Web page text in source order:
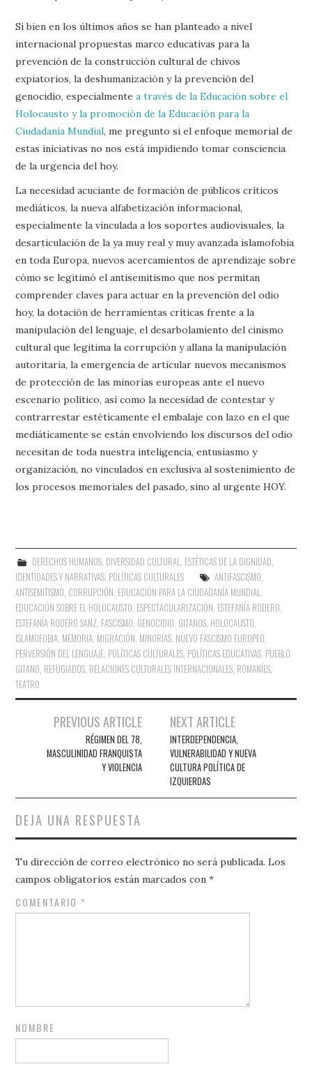
Si bien en los últimos años se han planteado a nivel
internacional propuestas marco educativas para la
prevención de la construcción cultural de chivos
expiatorios, la deshumanización y la prevención del
genocidio, especialmentea través de la Educación sobre el
Holocausto y la promoción de la Educación para la
Ciudadanía Mundial, me pregunto si el enfoque memorial de
estas iniciativas no nos está impidiendo tomar consciencia
de la urgencia del hoy.
La necesidad acuciante de formación de públicos críticos
mediáticos, la nueva alfabetización informacional,
especialmente la vinculada a los soportes audiovisuales, la
desarticulación de la ya muy real y muy avanzada islamofobia
en toda Europa, nuevos acercamientos de aprendizaje sobre
cómo se legitimó el antisemitismo que nos permitan
comprender claves para actuar en la prevención del odio
hoy, la dotación de herramientas críticas frente a la
manipulación del lenguaje, el desarbolamiento del cinismo
cultural que legitima la corrupción y allana la manipulación
autoritaria, la emergencia de articular nuevos mecanismos
de protección de las minorías europeas ante el nuevo
escenario político, así como la necesidad de contestar y
contrarrestar estéticamente el embalaje con lazo en el que
mediáticamente se están envolviendo los discursos del odio
necesitan de toda nuestra inteligencia, entusiasmo y
organización, no vinculados en exclusiva al sostenimiento de
los procesos memoriales del pasado, sino al urgente HOY.
DERECHOS HUMANOS, DIVERSIDAD CULTURAL ESTÉTICAS DE LA DIGNIDAD
IDENTIDADES Y NARRATIVAS POLÍTICAS CULTURALES ANTIFASCISMO
ANTISEMITISMO CORRUPCIÓN EDUCACIÓN PARA LA CIUDADANÍA MUNDIAL
EDUCACIÓN SOBRE EL HOLOCAUSTO ESPECTACULARIZACIÓN ESTEFANÍA RODERO
ESTEFANÍA RODERO SANZ FASCISMO GENOCIDIO GITANOS HOLOCAUSTO
ISLAMOFOBIA MEMORIA MIGRACIÓN MINORÍAS NUEVO FASCISMO EUROPEO
PERVERSIÓN DEL LENGUAJE POLÍTICAS CULTURALES POLÍTICAS EDUCATIVAS PUEBLO
GITANO REFUGIADOS RELACIONES CULTURALES INTERNACIONALES ROMANÍES
TEATRO
Navegación
entradas
PREVIOUS ARTICLE
RÉGIMEN DEL 78,
MASCULINIDAD FRANQUISTA
Y VIOLENCIA
NEXT ARTICLE
INTERDEPENDENCIA,
VULNERABILIDAD Y NUEVA
CULTURA POLÍTICA DE
IZQUIERDAS
DEJA UNA RESPUESTA
Tu dirección de correo electrónico no será publicada. Los
campos obligatorios están marcados con*
COMENTARIO *
NOMBRE